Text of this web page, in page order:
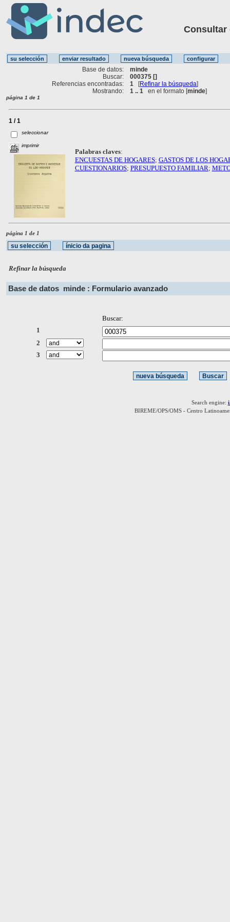
Consultar
Base de datos:
minde
Buscar:
000375 []
Referencias encontradas:
1 [Refinar la búsqueda]
Mostrando:
1 .. 1 en el formato [minde]
página 1 de 1
1 / 1
seleccionar
imprimir
Palabras claves:
ENCUESTAS DE HOGARES; GASTOS DE LOS
CUESTIONARIOS; PRESUPUESTO FAMILIAR;
página 1 de 1
Refinar la búsqueda
Base de datos minde : Formulario avanzado
Buscar:
1
2
3
Search engine:
BIREME/OPS/OMS - Centro